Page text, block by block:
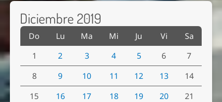
Diciembre 2019
Do Lu Ma Mi Ju Vi
Sa
1
2 3 4 5 6
7
8
9 10 11 12 13
14
15
16 17 18 19 20
21